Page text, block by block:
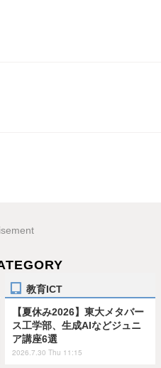
教育ICT
【夏休み2026】東大メタバー
ス工学部、生成AIなどジュニ
ア講座6選
2026.7.30 Thu 11:15